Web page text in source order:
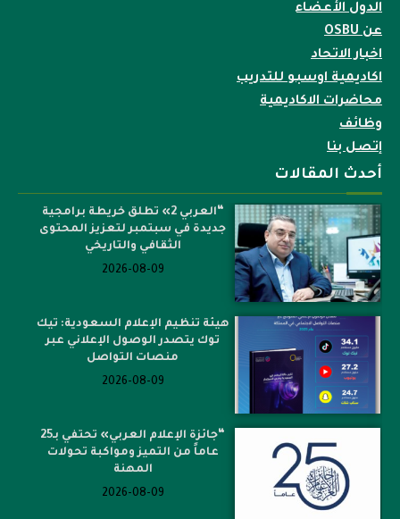
الدول الأعضاء
عن OSBU
اخبار الاتحاد
اكاديمية اوسبو للتدريب
محاضرات الاكاديمية
وظائف
إتصل بنا
أحدث المقالات
“العربي 2» تطلق خريطة برامجية
جديدة في سبتمبر لتعزيز المحتوى
الثقافي والتاريخي
2026-08-09
هيئة تنظيم الإعلام السعودية: تيك
توك يتصدر الوصول الإعلاني عبر
منصات التواصل
2026-08-09
“جائزة الإعلام العربي» تحتفي بـ25
عاماً من التميز ومواكبة تحولات
المهنة
2026-08-09